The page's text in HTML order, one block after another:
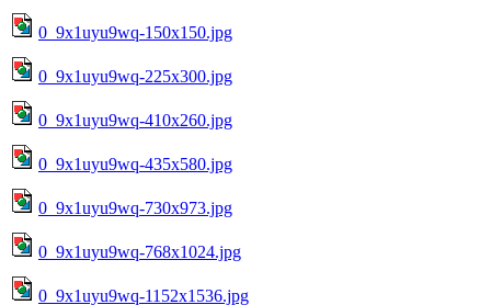
0_9x1uyu9wq-150x150.jpg
0_9x1uyu9wq-225x300.jpg
0_9x1uyu9wq-410x260.jpg
0_9x1uyu9wq-435x580.jpg
0_9x1uyu9wq-730x973.jpg
0_9x1uyu9wq-768x1024.jpg
0_9x1uyu9wq-1152x1536.jpg